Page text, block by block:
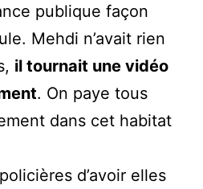
publique façon
Mehdi n’avait rien
il tournait une vidéo
. On paye tous
dans cet habitat
d’avoir elles